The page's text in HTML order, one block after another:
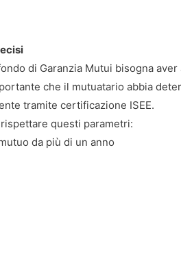
di Garanzia Mutui bisogna
che il mutuatario abbia
tramite certificazione ISEE.
questi parametri:
da più di un anno